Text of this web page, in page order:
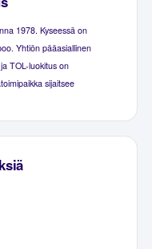
1978. Kyseessä on
Yhtiön pääasiallinen
TOL-luokitus on
sijaitsee